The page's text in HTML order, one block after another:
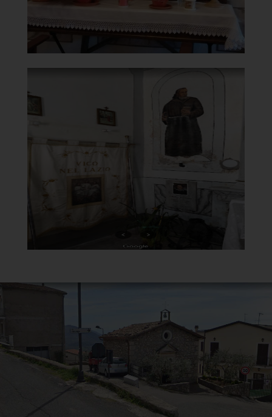
Chiesa della Madonna del
Carmine
Affresco di San Francesco
Clicca per ingrandire